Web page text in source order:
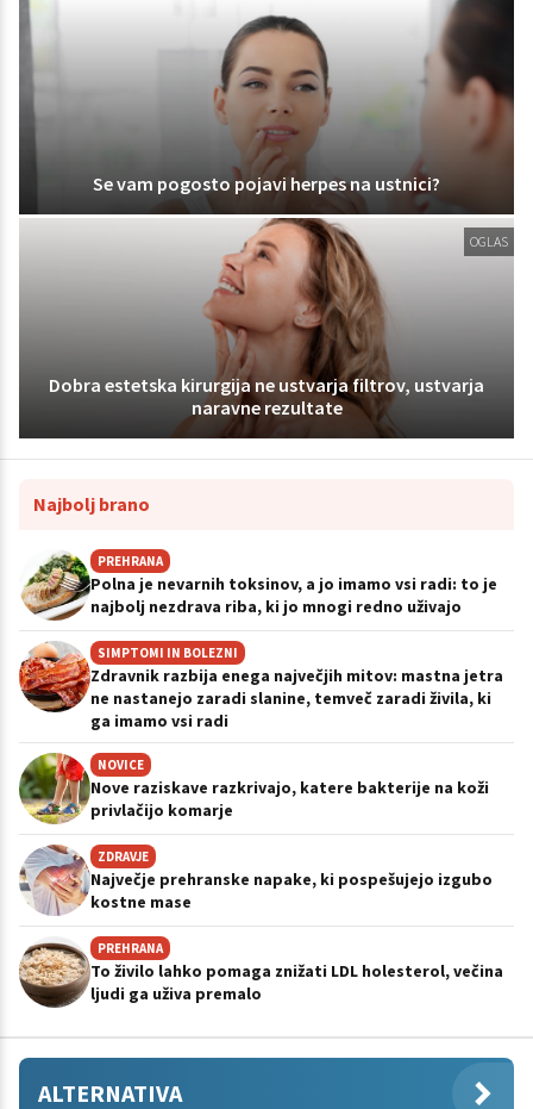
Se vam pogosto pojavi herpes na ustnici?
OGLAS
Dobra estetska kirurgija ne ustvarja filtrov, ustvarja
naravne rezultate
Najbolj brano
PREHRANA
Polna je nevarnih toksinov, a jo imamo vsi radi: to je
najbolj nezdrava riba, ki jo mnogi redno uživajo
SIMPTOMI IN BOLEZNI
Zdravnik razbija enega največjih mitov: mastna jetra
ne nastanejo zaradi slanine, temveč zaradi živila, ki
ga imamo vsi radi
NOVICE
Nove raziskave razkrivajo, katere bakterije na koži
privlačijo komarje
ZDRAVJE
Največje prehranske napake, ki pospešujejo izgubo
kostne mase
PREHRANA
To živilo lahko pomaga znižati LDL holesterol, večina
ljudi ga uživa premalo
ALTERNATIVA